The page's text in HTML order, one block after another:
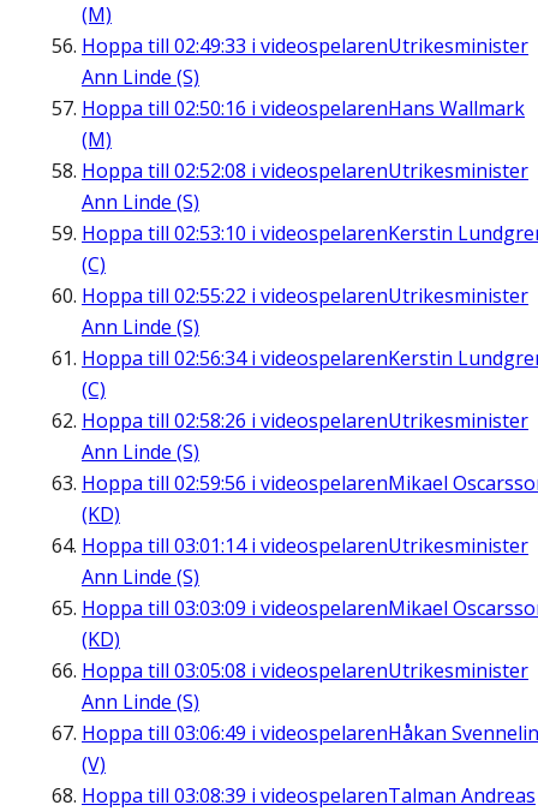
(M)
Hoppa till 02:49:33 i videospelarenUtrikesminister
Ann Linde (S)
Hoppa till 02:50:16 i videospelarenHans Wallmark
(M)
Hoppa till 02:52:08 i videospelarenUtrikesminister
Ann Linde (S)
Hoppa till 02:53:10 i videospelarenKerstin
(C)
Hoppa till 02:55:22 i videospelarenUtrikesminister
Ann Linde (S)
Hoppa till 02:56:34i videospelarenKerstin
(C)
Hoppa till 02:58:26 i videospelarenUtrikesminister
Ann Linde (S)
Hoppa till 02:59:56 i videospelarenMikael
(KD)
Hoppa till 03:01:14i videospelarenUtrikesminister
Ann Linde (S)
Hoppa till 03:03:09 i videospelarenMikael
(KD)
Hoppa till 03:05:08 i videospelarenUtrikesminister
Ann Linde (S)
Hoppa till 03:06:49 i videospelarenHåkan
(V)
Hoppa till 03:08:39 i videospelarenTalman Andreas